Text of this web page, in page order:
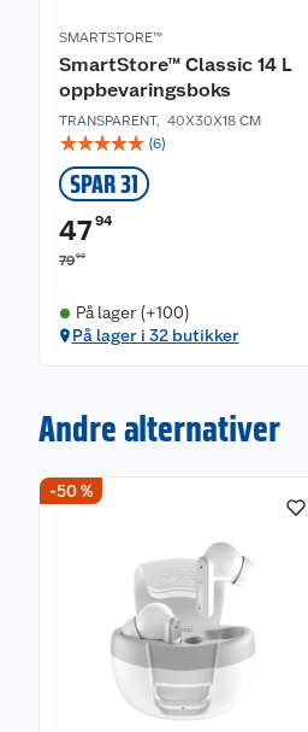
SMARTSTORE™
SmartStore™ Classic 14 L
oppbevaringsboks
TRANSPARENT, 40X30X18 CM
☆☆☆☆☆ (6)
SPAR 31
4794
7990
På lager (+100)
På lager i 32 butikker
Andre alternativer
-50 %